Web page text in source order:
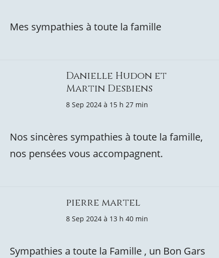
Mes sympathies à toute la famille
Danielle Hudon et
Martin Desbiens
8 Sep 2024 à 15 h 27 min
Nos sincères sympathies à toute la famille,
nos pensées vous accompagnent.
pierre martel
8 Sep 2024 à 13 h 40 min
Sympathies a toute la Famille , un Bon Gars